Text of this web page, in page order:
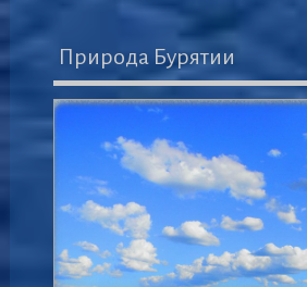
Природа Бурятии